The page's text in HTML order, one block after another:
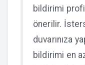
bildirimi
önerilir.
duvarınıza
bildirimi en